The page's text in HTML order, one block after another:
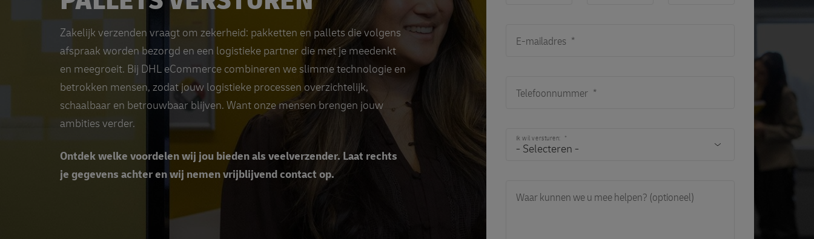
Zakelijk verzenden vraagt om zekerheid: pakketten en pallets die volgens
afspraak worden bezorgd en een logistieke partner die met je meedenkt
en meegroeit. Bij DHL eCommerce combineren we slimme technologie en
betrokken mensen, zodat jouw logistieke processen overzichtelijk,
schaalbaar en betrouwbaar blijven. Want onze mensen brengen jouw
ambities verder.
Ontdek welke voordelen wij jou bieden als veelverzender. Laat rechts
je gegevens achter en wij nemen vrijblijvend contact op.
E-mailadres
Telefoonnummer
Ik wil versturen:
Waar kunnen we u mee helpen? (optioneel)